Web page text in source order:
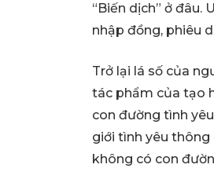
“Biến dịch” ở đâu.
nhập đồng, phiêu
Trở lại lá số của
tác phẩm của tạo
con đường tình
giới tình yêu thông
không có con